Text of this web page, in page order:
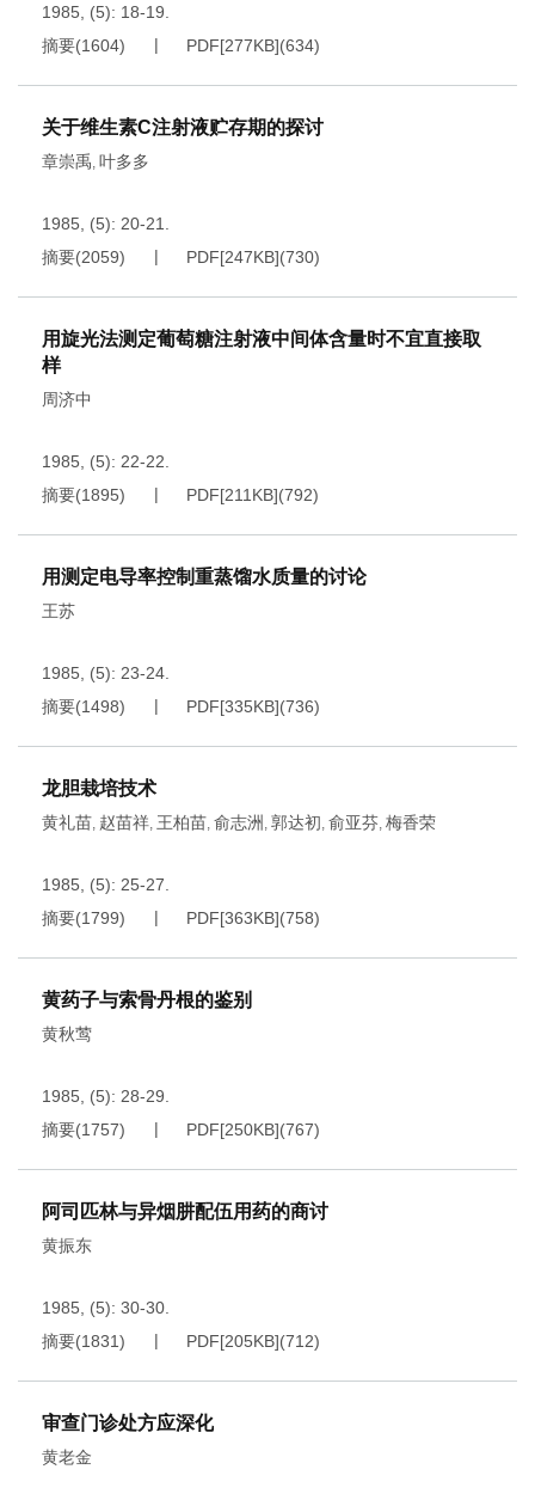
1985, (5): 18-19.
摘要(1604) PDF[277KB](634)
关于维生素C注射液贮存期的探讨
章崇禹, 叶多多
1985, (5): 20-21.
摘要(2059) PDF[247KB](730)
用旋光法测定葡萄糖注射液中间体含量时不宜直接取
样
周济中
1985, (5): 22-22.
摘要(1895) PDF[211KB](792)
用测定电导率控制重蒸馏水质量的讨论
王苏
1985, (5): 23-24.
摘要(1498) PDF[335KB](736)
龙胆栽培技术
黄礼苗, 赵苗祥, 王柏苗, 俞志洲 , 郭达初, 俞亚芬, 梅香荣
1985, (5): 25-27.
摘要(1799) PDF[363KB](758)
黄药子与索骨丹根的鉴别
黄秋莺
1985, (5): 28-29.
摘要(1757) PDF[250KB](767)
阿司匹林与异烟肼配伍用药的商讨
黄振东
1985, (5): 30-30.
摘要(1831) PDF[205KB](712)
审查门诊处方应深化
黄老金